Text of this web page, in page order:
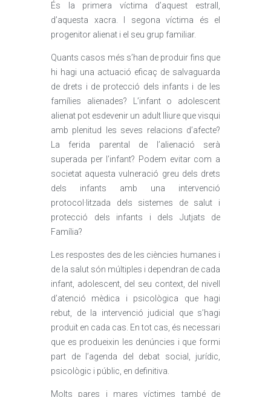
És la primera víctima d’aquest estrall,
d’aquesta xacra. I segona víctima és el
progenitor alienat i el seu grup familiar.
Quants casos més s’han de produir fins que
hi hagi una actuació eficaç de salvaguarda
de drets i de protecció dels infants i de les
famílies alienades? L’infant o adolescent
alienat pot esdevenir un adult lliure que visqui
amb plenitud les seves relacions d’afecte?
La ferida parental de l’alienació serà
superada per l’infant? Podem evitar com a
societat aquesta vulneració greu dels drets
dels infants amb una intervenció
protocol·litzada dels sistemes de salut i
protecció dels infants i dels Jutjats de
Família?
Les respostes des de les ciències humanes i
de la salut són múltiples i dependran de cada
infant, adolescent, del seu context, del nivell
d’atenció mèdica i psicològica que hagi
rebut, de la intervenció judicial que s’hagi
produït en cada cas. En tot cas, és necessari
que es produeixin les denúncies i que formi
part de l’agenda del debat social, jurídic,
psicològic i públic, en definitiva.
Molts pares i mares víctimes també de